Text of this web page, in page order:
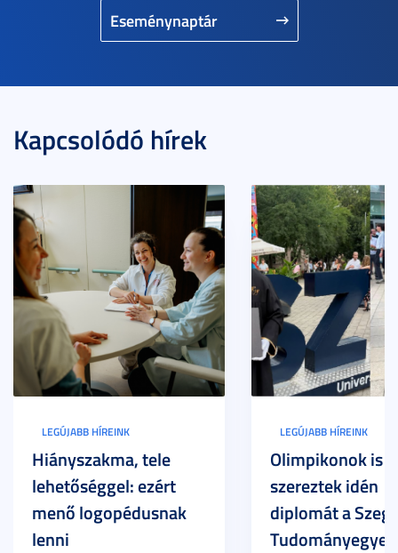
Eseménynaptár
Kapcsolódó hírek
LEGÚJABB HÍREINK
Hiányszakma, tele
lehetőséggel: ezért
menő logopédusnak
lenni
LEGÚJABB HÍREINK
Olimpikonok is
szereztek idén
diplomát a